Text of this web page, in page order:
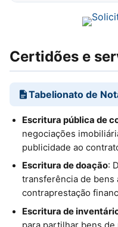
Certidões e
Tabelionato de
Escritura pública de
negociações
publicidade ao
Escritura de doação:
transferência de bens
contraprestação
Escritura de